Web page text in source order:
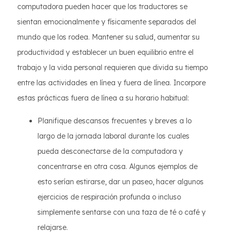
computadora pueden hacer que los traductores se
sientan emocionalmente y físicamente separados del
mundo que los rodea. Mantener su salud, aumentar su
productividad y establecer un buen equilibrio entre el
trabajo y la vida personal requieren que divida su tiempo
entre las actividades en línea y fuera de línea. Incorpore
estas prácticas fuera de línea a su horario habitual:
Planifique descansos frecuentes y breves a lo
largo de la jornada laboral durante los cuales
pueda desconectarse de la computadora y
concentrarse en otra cosa. Algunos ejemplos de
esto serían estirarse, dar un paseo, hacer algunos
ejercicios de respiración profunda o incluso
simplemente sentarse con una taza de té o café y
relajarse.